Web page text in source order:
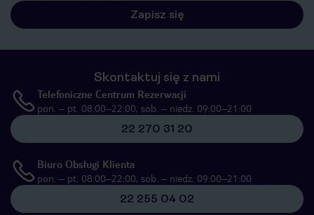
Zapisz się
Skontaktuj się z nami
Telefoniczne Centrum Rezerwacji
pon. – pt. 08:00–22:00, sob. – niedz. 09:00–21:00
22 270 31 20
Biuro Obsługi Klienta
pon. – pt. 08:00–22:00, sob. – niedz. 09:00–21:00
22 255 04 02